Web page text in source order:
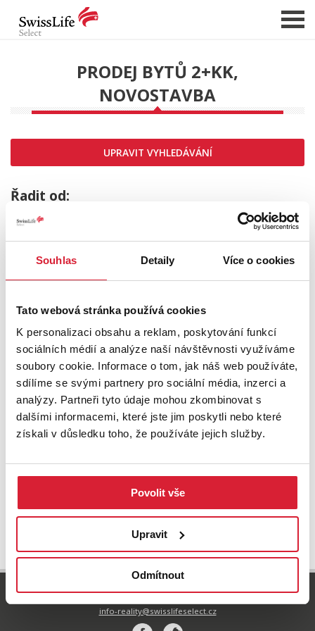
Souhlas Detaily Více o cookies
Tato webová stránka používá cookies
K personalizaci obsahu a reklam, poskytování funkcí
sociálních médií a analýze naší návštěvnosti využíváme
soubory cookie. Informace o tom, jak náš web používáte,
sdílíme se svými partnery pro sociální média, inzerci a
analýzy. Partneři tyto údaje mohou zkombinovat s
dalšími informacemi, které jste jim poskytli nebo které
získali v důsledku toho, že používáte jejich služby.
Povolit vše
Upravit
Odmítnout
NABÍDKA NEMOVITOSTÍ
CHCI PRODAT / PRONAJMOUT
HLÍDAT NOVÉ NABÍDKY
CHCI OCENIT NEMOVITOST
O NÁS
SLUŽBY
KARIÉRA
KONTAKT
PRODEJ BYTŮ 2+KK,
NOVOSTAVBA
UPRAVIT VYHLEDÁVÁNÍ
Řadit od:
Prodej bytu 2+kk 73 m2 K Polabinám,
Pardubice
5 099 000 Kč
UPRAVIT VYHLEDÁVÁNÍ
info-reality@swisslifeselect.cz